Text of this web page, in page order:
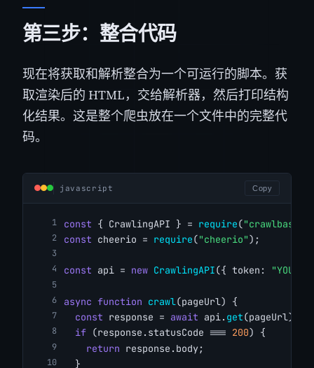
第三步：整合代码
现在将获取和解析整合为一个可运行的脚本。获
取渲染后的 HTML，交给解析器，然后打印结构
化结果。这是整个爬虫放在一个文件中的完整代
码。
javascript Copy
const { CrawlingAPI } = require("crawlbase"
const cheerio = require("cheerio");
const api = new CrawlingAPI({ token:
async function crawl(pageUrl) {
const response = await api. get(pageUrl);
if (response.statusCode === 200) {
return response.body;
  }